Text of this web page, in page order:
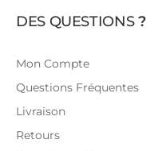
DES QUESTIONS?
Mon Compte
Questions Fréquentes
Livraison
Retours